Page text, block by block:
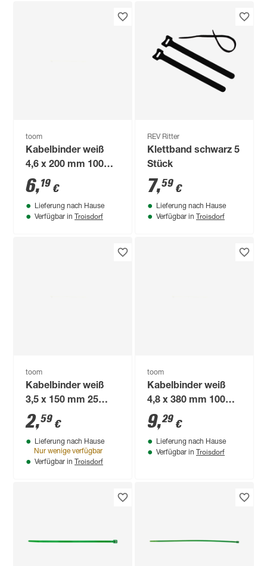
toom
Kabelbinder weiß
4,6 x 200 mm 100
Stück
6,19 €
Lieferung nach Hause
Verfügbar in Troisdorf
REV Ritter
Klettband schwarz 5
Stück
7,59 €
Lieferung nach Hause
Verfügbar in Troisdorf
toom
Kabelbinder weiß
3,5 x 150 mm 25
Stück
2,59 €
Lieferung nach Hause
Nur wenige verfügbar
Verfügbar in Troisdorf
toom
Kabelbinder weiß
4,8 x 380 mm 100
Stück
9,29 €
Lieferung nach Hause
Verfügbar in Troisdorf